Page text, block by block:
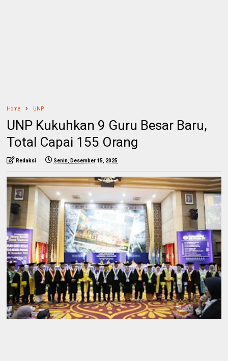
Home UNP
UNP Kukuhkan 9 Guru Besar Baru,
Total Capai 155 Orang
Redaksi Senin, Desember 15, 2025